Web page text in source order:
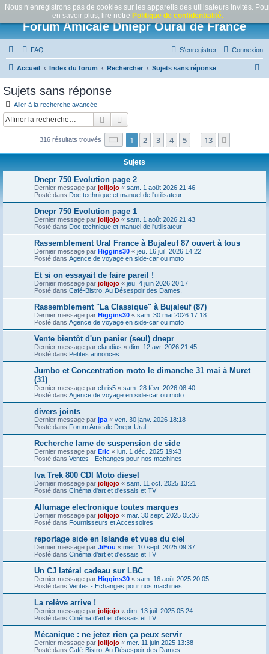
Nous n‘enregistrons pas de cookies sur les appareils des utilisateurs invités.
en savoir plus, lire notre Politique de confidentialité.
Forum Amicale Dniepr Oural de France
FAQ Connexion
S’enregistrer
Accueil Index du forum Rechercher Sujets sans réponse
c
Sujets sans réponse
Aller à la recherche avancée
Rechercher
316 résultats trouvés Page 1sur13
1 2 3 4 5 13
Sujets
Dnepr 750 Evolution page 2
Dernier message par jolijojo « sam. 1 août 2026 21:46
Posté dans Doc technique et manuel de l'utilisateur
Dnepr 750 Evolution page 1
Dernier message par jolijojo « sam. 1 août 2026 21:43
Posté dans Doc technique et manuel de l'utilisateur
Rassemblement Ural France à Bujaleuf 87 ouvert à tous
Dernier message par Higgins30 « jeu. 16 juil. 2026 14:22
Posté dans Agence de voyage en side-car ou moto
Et si on essayait de faire pareil !
Dernier message par jolijojo « jeu. 4 juin 2026 20:17
Posté dans Café-Bistro. Au Désespoir des Dames.
Rassemblement "La Classique" à Bujaleuf (87)
Dernier message par Higgins30 « sam. 30 mai 2026 17:18
Posté dans Agence de voyage en side-car ou moto
Vente bientôt d'un panier (seul) dnepr
Dernier message par claudius « dim. 12 avr. 2026 21:45
Posté dans Petites annonces
Jumbo et Concentration moto le dimanche 31 mai à Muret
(31)
Dernier message par chris5 « sam. 28 févr. 2026 08:40
Posté dans Agence de voyage en side-car ou moto
divers joints
Dernier message par jpa « ven. 30 janv. 2026 18:18
Posté dans Forum Amicale Dnepr Ural :
Recherche lame de suspension de side
Dernier message par Eric « lun. 1 déc. 2025 19:43
Posté dans Ventes - Echanges pour nos machines
Iva Trek 800 CDI Moto diesel
Dernier message par jolijojo « sam. 11 oct. 2025 13:21
Posté dans Cinéma d'art et d'essais et TV
Allumage electronique toutes marques
Dernier message par jolijojo « mar. 30 sept. 2025 05:36
Posté dans Fournisseurs et Accessoires
reportage side en Islande et vues du ciel
Dernier message par JiFou « mer. 10 sept. 2025 09:37
Posté dans Cinéma d'art et d'essais et TV
Un CJ latéral cadeau sur LBC
Dernier message par Higgins30 « sam. 16 août 2025 20:05
Posté dans Ventes - Echanges pour nos machines
La relève arrive !
Dernier message par jolijojo « dim. 13 juil. 2025 05:24
Posté dans Cinéma d'art et d'essais et TV
Mécanique : ne jetez rien ça peux servir
Dernier message par jolijojo « mer. 11 juin 2025 13:38
Posté dans Café-Bistro. Au Désespoir des Dames.